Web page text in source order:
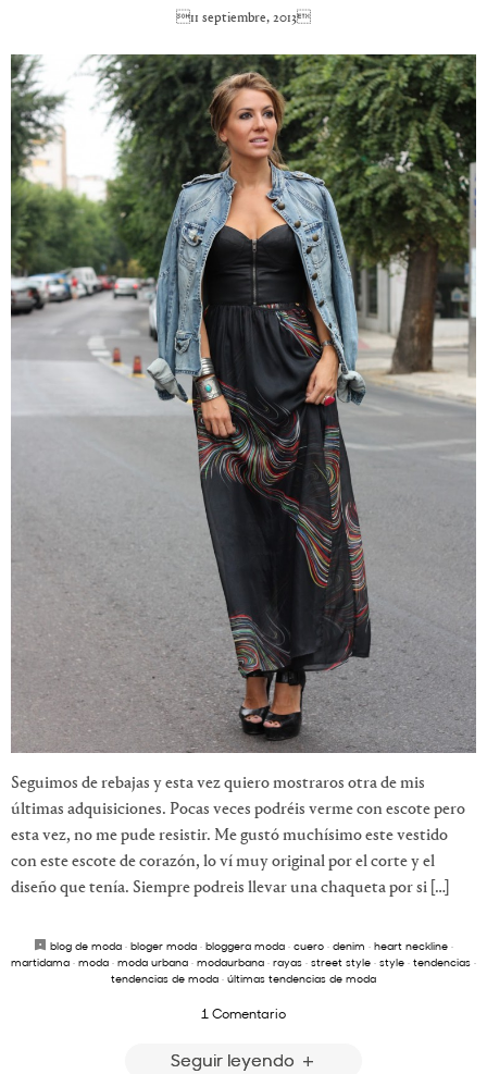
11 septiembre, 2013
Seguimos de rebajas y esta vez quiero mostraros otra de mis
últimas adquisiciones. Pocas veces podréis verme con escote pero
esta vez, no me pude resistir. Me gustó muchísimo este vestido
con este escote de corazón, lo ví muy original por el corte y el
diseño que tenía. Siempre podreis llevar una chaqueta por si […]
blog de moda · bloger moda · bloggera moda · cuero · denim · heart neckline ·
martidama · moda · moda urbana · modaurbana · rayas · street style · style · tendencias ·
tendencias de moda · últimas tendencias de moda
1 Comentario
Seguir leyendo